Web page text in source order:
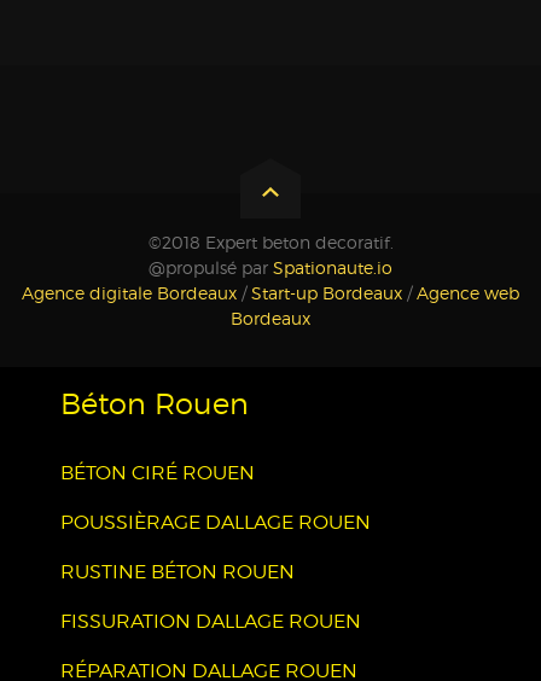
©2018 Expert beton decoratif.
@propulsé par Spationaute.io
Agence digitale Bordeaux /Start-up Bordeaux /Agence web
Bordeaux
Béton Rouen
BÉTON CIRÉ ROUEN
POUSSIÈRAGE DALLAGE ROUEN
RUSTINE BÉTON ROUEN
FISSURATION DALLAGE ROUEN
RÉPARATION DALLAGE ROUEN